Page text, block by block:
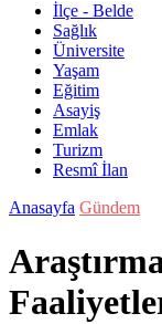
İlçe - Belde
Sağlık
Üniversite
Yaşam
Eğitim
Asayiş
Emlak
Turizm
Resmî İlan
Anasayfa Gündem